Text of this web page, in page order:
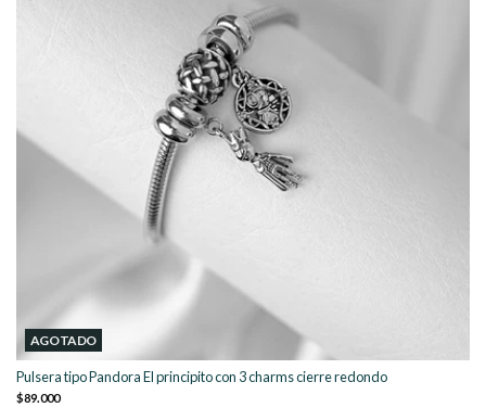
AGOTADO
Pulsera tipo Pandora El principito con 3 charms cierre redondo
$89.000